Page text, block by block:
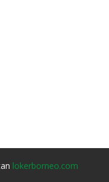
lokerborneo.com